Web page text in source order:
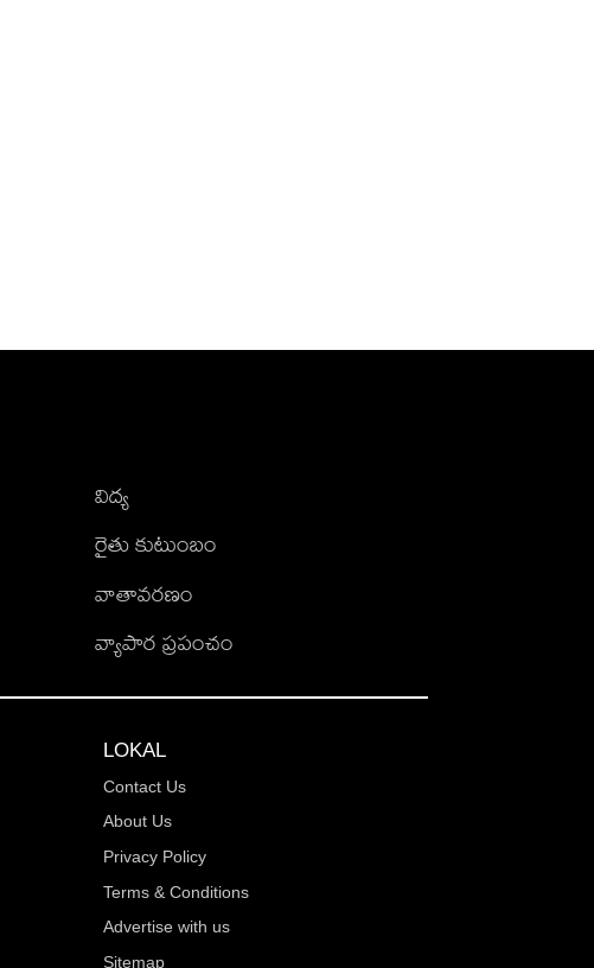
విద్య
రైతు కుటుంబం
వాతావరణం
వ్యాపార ప్రపంచం
LOKAL
Contact Us
About Us
Privacy Policy
Terms & Conditions
Advertise with us
Sitemap